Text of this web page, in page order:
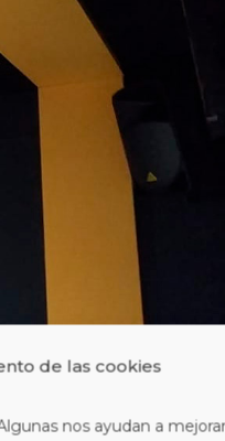
de las cookies
nos ayudan a